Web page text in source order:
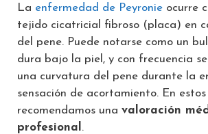
La enfermedad de Peyronie ocurre
tejido cicatricial fibroso (placa) en
del pene. Puede notarse como un
dura bajo la piel, y con frecuencia
una curvatura del pene durante la
sensación de acortamiento. En estos
recomendamos una valoración
profesional .